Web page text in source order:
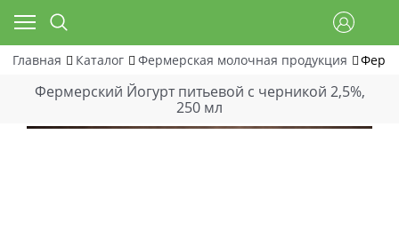
Главная Каталог Фермерская молочная продукция
Фермерский Йогурт питьевой с черникой 2,5%,
250 мл